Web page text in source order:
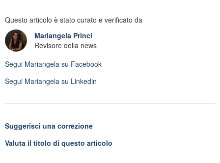
Questo articolo è stato curato e verificato da
Mariangela Princi
Revisore della news
Segui Mariangela su Facebook
Segui Mariangela su Linkedin
Suggerisci una correzione
Valuta il titolo di questo articolo